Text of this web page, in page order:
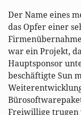
Der Name eines
das Opfer einer
war ein Projekt,
Hauptsponsor
beschäftigte Sun
Freiwillige trugen